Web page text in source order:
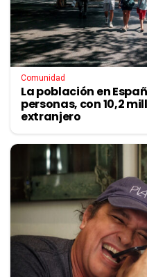
Comunidad
La población en
personas, con 10,2
extranjero